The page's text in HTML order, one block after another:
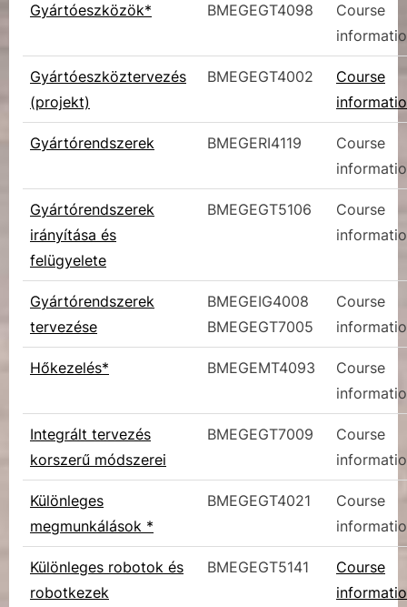
Gyártóeszközök* BMEGEGT4098
Course
Gyártóeszköztervezés
(projekt)
BMEGEGT4002
Course
Gyártórendszerek BMEGERI4119
Course
Gyártórendszerek
irányítása és
felügyelete
BMEGEGT5106
Course
Gyártórendszerek
tervezése
BMEGEIG4008
BMEGEGT7005
Course
Hőkezelés* BMEGEMT4093
Course
Integrált tervezés
korszerű módszerei
BMEGEGT7009
Course
Különleges
megmunkálások *
BMEGEGT4021
Course
Különleges robotok és
robotkezek
BMEGEGT5141
Course